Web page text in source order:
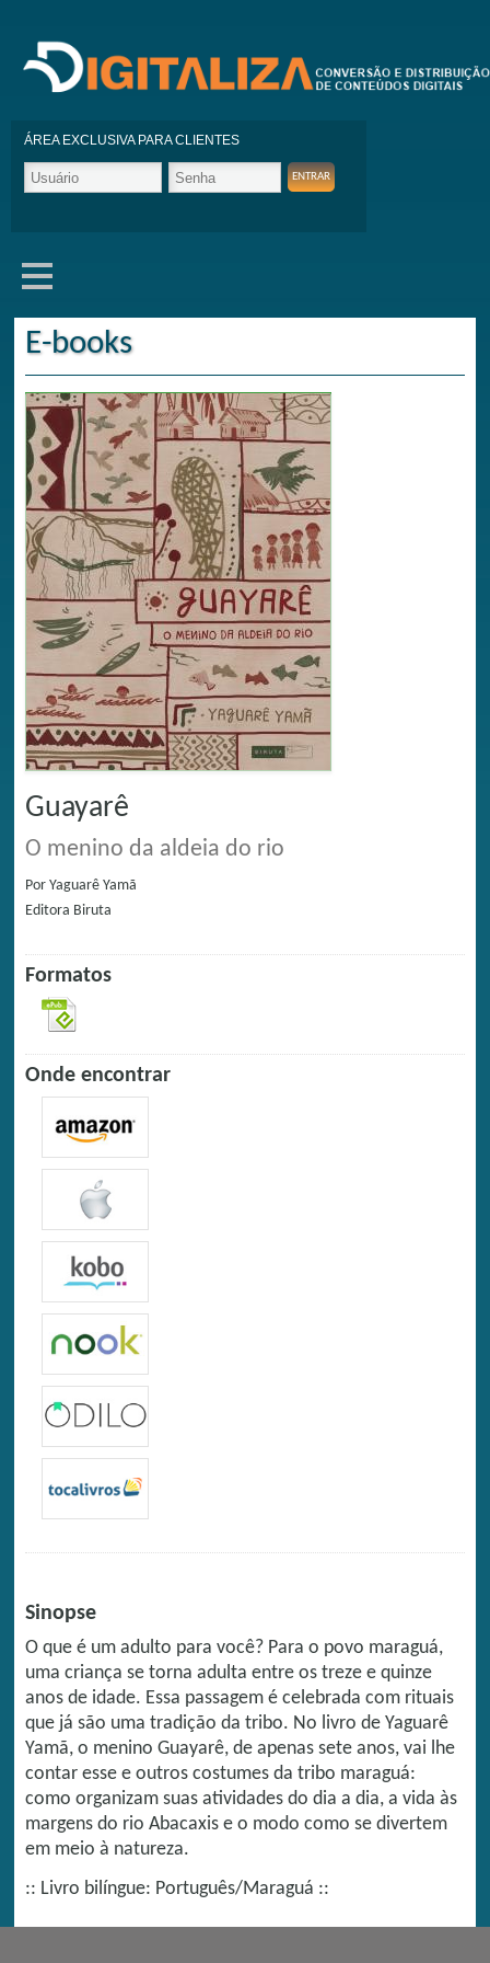
ÁREA EXCLUSIVA PARA CLIENTES
E-books
Guayarê
O menino da aldeia do rio
Por Yaguarê Yamã
Editora Biruta
Formatos
Onde encontrar
Sinopse
O que é um adulto para você? Para o povo maraguá,
uma criança se torna adulta entre os treze e quinze
anos de idade. Essa passagem é celebrada com rituais
que já são uma tradição da tribo. No livro de Yaguarê
Yamã, o menino Guayarê, de apenas sete anos, vai lhe
contar esse e outros costumes da tribo maraguá:
como organizam suas atividades do dia a dia, a vida às
margens do rio Abacaxis e o modo como se divertem
em meio à natureza.
:: Livro bilíngue: Português/Maraguá ::